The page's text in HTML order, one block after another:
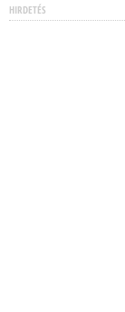
HIRDETÉS